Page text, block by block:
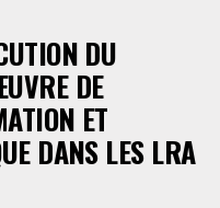
ordonnance du 4
aboli les privilèges
la préfecture de
DU
DE
ET
LES LRA